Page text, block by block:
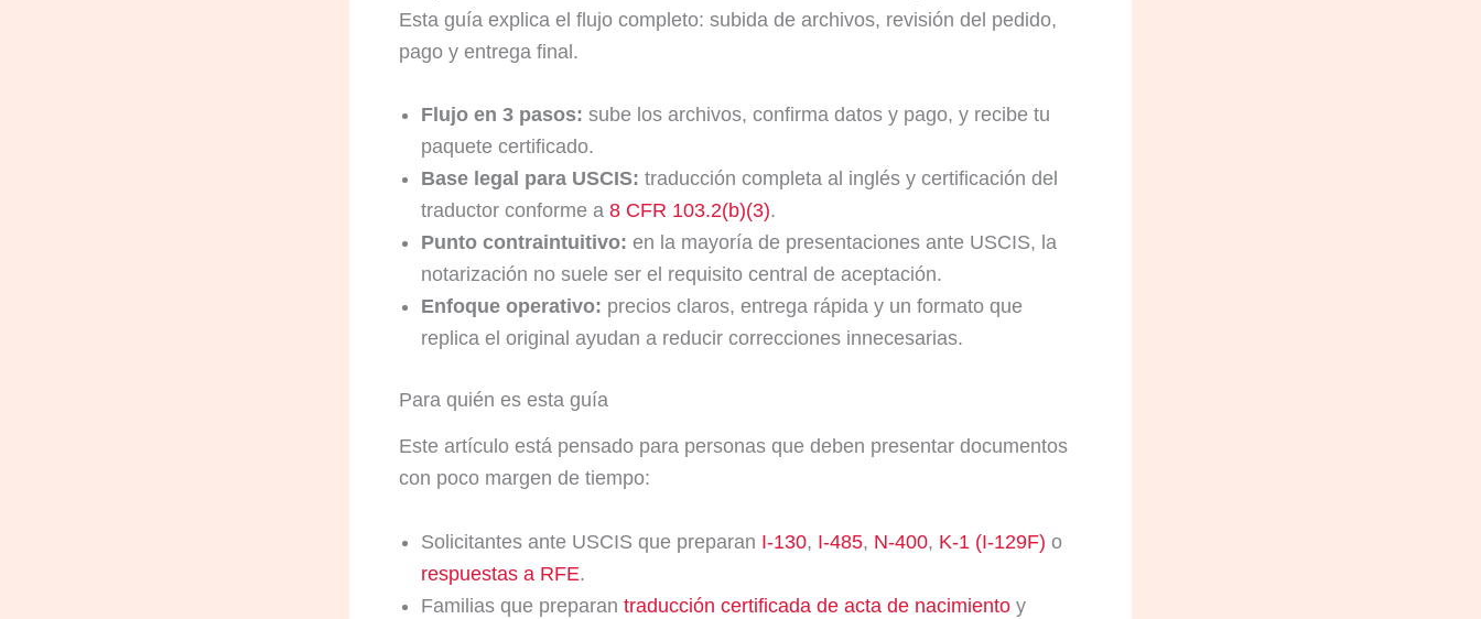
Esta guía explica el flujo completo: subida de archivos, revisión del pedido,
pago y entrega final.
Flujo en 3 pasos: sube los archivos, confirma datos y pago, y recibe tu
paquete certificado.
Base legal para USCIS: traducción completa al inglés y certificación del
traductor conforme a 8 CFR 103.2(b)(3).
Punto contraintuitivo: en la mayoría de presentaciones ante USCIS, la
notarización no suele ser el requisito central de aceptación.
Enfoque operativo: precios claros, entrega rápida y un formato que
replica el original ayudan a reducir correcciones innecesarias.
Para quién es esta guía
Este artículo está pensado para personas que deben presentar documentos
con poco margen de tiempo:
Solicitantes ante USCIS que preparan I-130, I-485, N-400, K-1 (I-129F) o
respuestas a RFE.
Familias que preparan traducción certificada de acta de nacimiento y